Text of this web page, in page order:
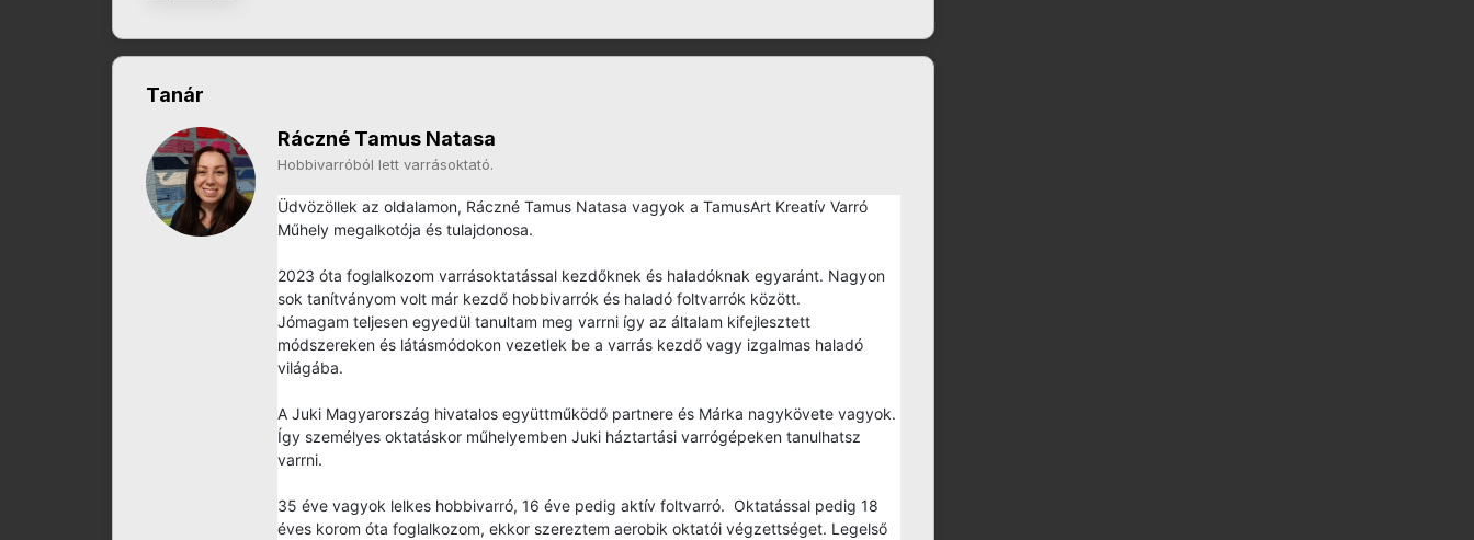
Tanár
Ráczné Tamus Natasa
Hobbivarróból lett varrásoktató.
Üdvözöllek az oldalamon, Ráczné Tamus Natasa vagyok a TamusArt Kreatív Varró
Műhely megalkotója és tulajdonosa.
2023 óta foglalkozom varrásoktatással kezdőknek és haladóknak egyaránt. Nagyon
sok tanítványom volt már kezdő hobbivarrók és haladó foltvarrók között.
Jómagam teljesen egyedül tanultam meg varrni így az általam kifejlesztett
módszereken és látásmódokon vezetlek be a varrás kezdő vagy izgalmas haladó
világába.
A Juki Magyarország hivatalos együttműködő partnere és Márka nagykövete vagyok.
Így személyes oktatáskor műhelyemben Juki háztartási varrógépeken tanulhatsz
varrni.
35 éve vagyok lelkes hobbivarró, 16 éve pedig aktív foltvarró. Oktatással pedig 18
éves korom óta foglalkozom, ekkor szereztem aerobik oktatói végzettséget. Legelső